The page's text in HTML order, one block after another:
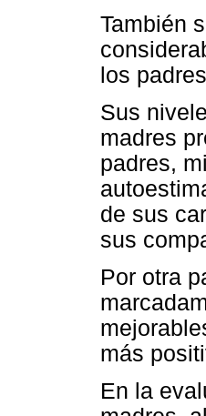
También
los
Sus
madres
padres,
de sus
sus
Por otra
más
En la